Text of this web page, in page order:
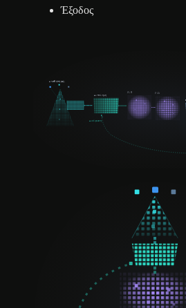
Έξοδος
Αισθητήρες
Αντίληψη
VLM VLA
Ανάδραση